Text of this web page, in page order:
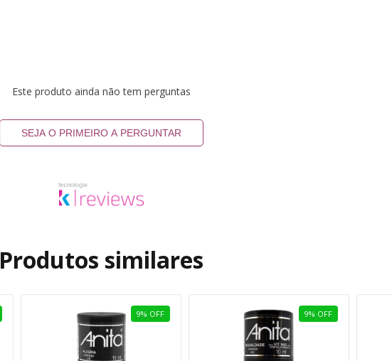
Este produto ainda não tem perguntas
SEJA O PRIMEIRO A PERGUNTAR
Produtos similares
9% OFF 9% OFF